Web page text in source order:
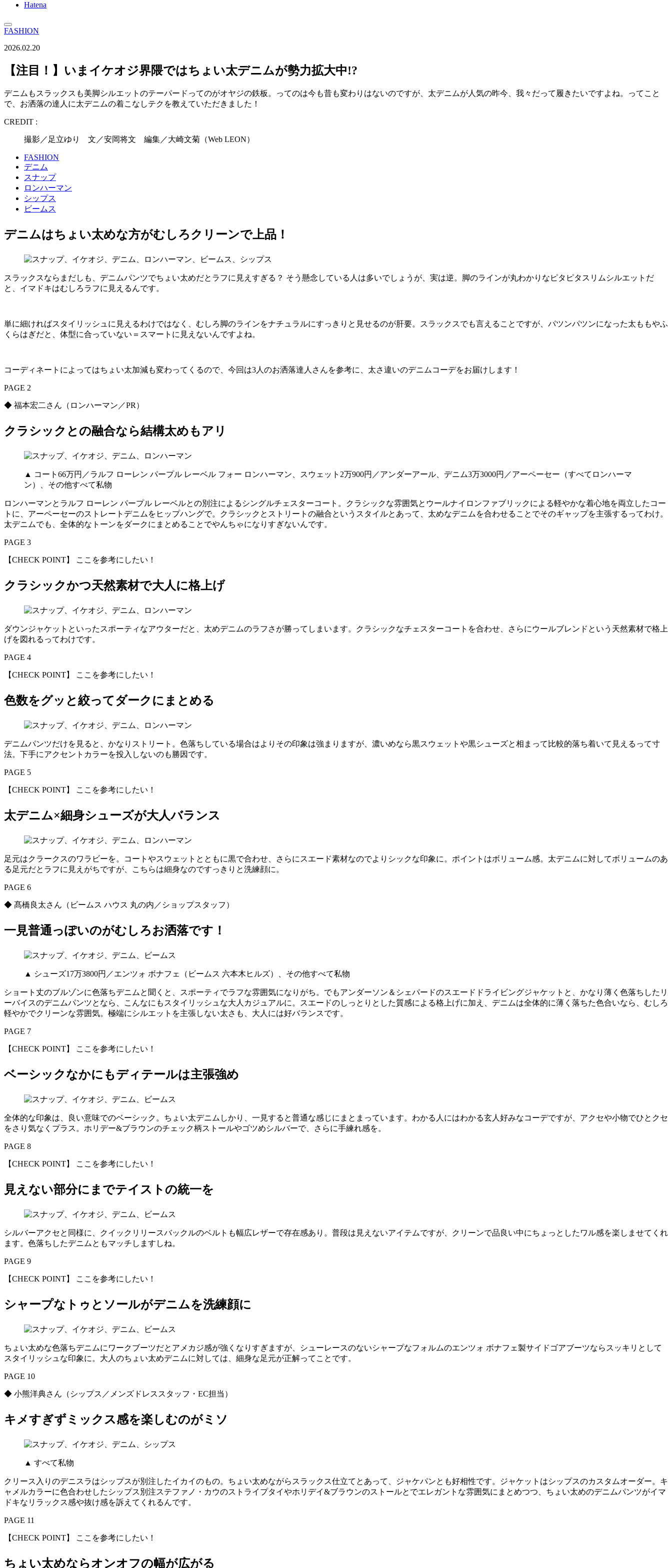
Hatena
FASHION
2026.02.20
【注目！】いまイケオジ界隈ではちょい太デニムが勢力拡大中!?
デニムもスラックスも美脚シルエットのテーパードってのがオヤジの鉄板。ってのは今も昔も変わりはないのですが、太デニムが人気の昨今、我々だって履きたいですよね。ってこと
で、お洒落の達人に太デニムの着こなしテクを教えていただきました！
CREDIT :
撮影／足立ゆり 文／安岡将文 編集／大崎文菊（Web LEON）
FASHION
デニム
スナップ
ロンハーマン
シップス
ビームス
デニムはちょい太めな方がむしろクリーンで上品！
スラックスならまだしも、デニムパンツでちょい太めだとラフに見えすぎる？ そう懸念している人は多いでしょうが、実は逆。脚のラインが丸わかりなピタピタスリムシルエットだ
と、イマドキはむしろラフに見えるんです。
単に細ければスタイリッシュに見えるわけではなく、むしろ脚のラインをナチュラルにすっきりと見せるのが肝要。スラックスでも言えることですが、パツンパツンになった太ももやふ
くらはぎだと、体型に合っていない＝スマートに見えないんですよね。
コーディネートによってはちょい太加減も変わってくるので、今回は3人のお洒落達人さんを参考に、太さ違いのデニムコーデをお届けします！
PAGE 2
◆ 福本宏二さん（ロンハーマン／PR）
クラシックとの融合なら結構太めもアリ
▲ コート66万円／ラルフ ローレン パープル レーベル フォー ロンハーマン、スウェット2万900円／アンダーアール、デニム3万3000円／アーペーセー（すべてロンハーマ
ン）、その他すべて私物
ロンハーマンとラルフ ローレン パープル レーベルとの別注によるシングルチェスターコート。クラシックな雰囲気とウールナイロンファブリックによる軽やかな着心地を両立したコー
トに、アーペーセーのストレートデニムをヒップハングで。クラシックとストリートの融合というスタイルとあって、太めなデニムを合わせることでそのギャップを主張するってわけ。
太デニムでも、全体的なトーンをダークにまとめることでやんちゃになりすぎないんです。
PAGE 3
【CHECK POINT】 ここを参考にしたい！
クラシックかつ天然素材で大人に格上げ
ダウンジャケットといったスポーティなアウターだと、太めデニムのラフさが勝ってしまいます。クラシックなチェスターコートを合わせ、さらにウールブレンドという天然素材で格上
げを図れるってわけです。
PAGE 4
【CHECK POINT】 ここを参考にしたい！
色数をグッと絞ってダークにまとめる
デニムパンツだけを見ると、かなりストリート。色落ちしている場合はよりその印象は強まりますが、濃いめなら黒スウェットや黒シューズと相まって比較的落ち着いて見えるって寸
法。下手にアクセントカラーを投入しないのも勝因です。
PAGE 5
【CHECK POINT】 ここを参考にしたい！
太デニム×細身シューズが大人バランス
足元はクラークスのワラビーを。コートやスウェットとともに黒で合わせ、さらにスエード素材なのでよりシックな印象に。ポイントはボリューム感。太デニムに対してボリュームのあ
る足元だとラフに見えがちですが、こちらは細身なのですっきりと洗練顔に。
PAGE 6
◆ 髙橋良太さん（ビームス ハウス 丸の内／ショップスタッフ）
一見普通っぽいのがむしろお洒落です！
▲ シューズ17万3800円／エンツォ ボナフェ（ビームス 六本木ヒルズ）、その他すべて私物
ショート丈のブルゾンに色落ちデニムと聞くと、スポーティでラフな雰囲気になりがち。でもアンダーソン＆シェパードのスエードドライビングジャケットと、かなり薄く色落ちしたリ
ーバイスのデニムパンツとなら、こんなにもスタイリッシュな大人カジュアルに。スエードのしっとりとした質感による格上げに加え、デニムは全体的に薄く落ちた色合いなら、むしろ
軽やかでクリーンな雰囲気。極端にシルエットを主張しない太さも、大人には好バランスです。
PAGE 7
【CHECK POINT】 ここを参考にしたい！
ベーシックなかにもディテールは主張強め
全体的な印象は、良い意味でのベーシック。ちょい太デニムしかり、一見すると普通な感じにまとまっています。わかる人にはわかる玄人好みなコーデですが、アクセや小物でひとクセ
をさり気なくプラス。ホリデー&ブラウンのチェック柄ストールやゴツめシルバーで、さらに手練れ感を。
PAGE 8
【CHECK POINT】 ここを参考にしたい！
見えない部分にまでテイストの統一を
シルバーアクセと同様に、クイックリリースバックルのベルトも幅広レザーで存在感あり。普段は見えないアイテムですが、クリーンで品良い中にちょっとしたワル感を楽しませてくれ
ます。色落ちしたデニムともマッチしますしね。
PAGE 9
【CHECK POINT】 ここを参考にしたい！
シャープなトゥとソールがデニムを洗練顔に
ちょい太めな色落ちデニムにワークブーツだとアメカジ感が強くなりすぎますが、シューレースのないシャープなフォルムのエンツォ ボナフェ製サイドゴアブーツならスッキリとして
スタイリッシュな印象に。大人のちょい太めデニムに対しては、細身な足元が正解ってことです。
PAGE 10
◆ 小熊洋典さん（シップス／メンズドレススタッフ・EC担当）
キメすぎずミックス感を楽しむのがミソ
▲ すべて私物
クリース入りのデニスラはシップスが別注したイカイのもの。ちょい太めながらスラックス仕立てとあって、ジャケパンとも好相性です。ジャケットはシップスのカスタムオーダー。キ
ャメルカラーに色合わせしたシップス別注ステファノ・カウのストライプタイやホリデイ&ブラウンのストールとでエレガントな雰囲気にまとめつつ、ちょい太めのデニムパンツがイマ
ドキなリラックス感や抜け感を訴えてくれるんです。
PAGE 11
【CHECK POINT】 ここを参考にしたい！
ちょい太めならオンオフの幅が広がる